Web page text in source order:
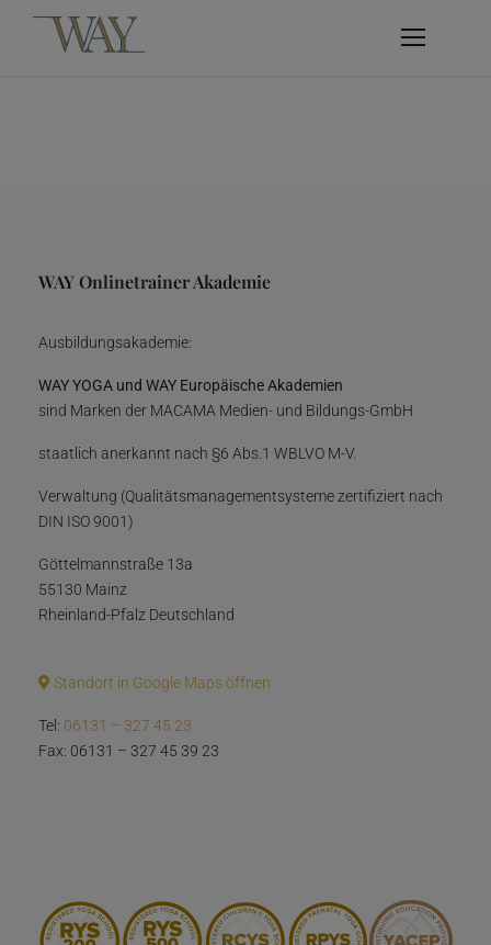
WAY Onlinetrainer Akademie
Ausbildungsakademie:
WAY YOGA und WAY Europäische Akademien
sind Marken der MACAMA Medien- und Bildungs-GmbH
staatlich anerkannt nach §6 Abs.1 WBLVO M-V.
Verwaltung (Qualitätsmanagementsysteme zertifiziert nach
DIN ISO 9001)
Göttelmannstraße 13a
55130 Mainz
Rheinland-Pfalz Deutschland
Standort in Google Maps öffnen
Tel: 06131 – 327 45 23
Fax: 06131 – 327 45 39 23